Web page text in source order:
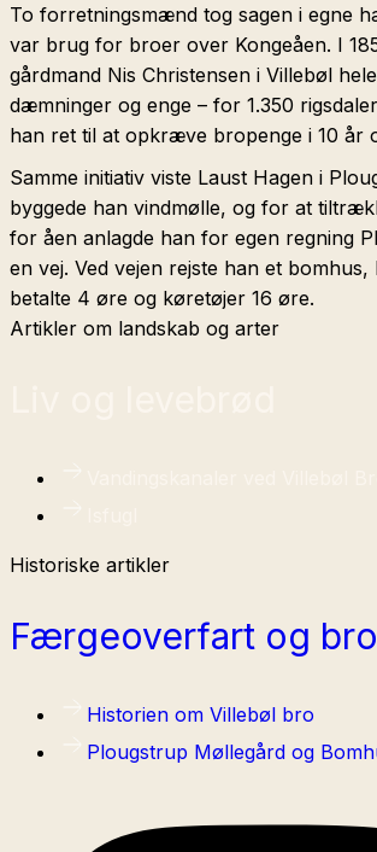
To forretningsmænd tog sagen i egne
var brug for broer over Kongeåen. I
gårdmand Nis Christensen i Villebøl
dæmninger og enge – for 1.350
han ret til at opkræve bropenge i 10 år
Samme initiativ viste Laust Hagen i
byggede han vindmølle, og for at
for åen anlagde han for egen regning
en vej. Ved vejen rejste han et bomhus,
betalte 4 øre og køretøjer 16 øre.
Artikler om landskab og arter
Historiske artikler
Færgeoverfart og
Historien om Villebøl bro
Plougstrup Møllegård og